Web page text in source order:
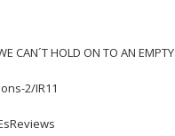
HOLD ON TO AN EMPTY
2/IR11